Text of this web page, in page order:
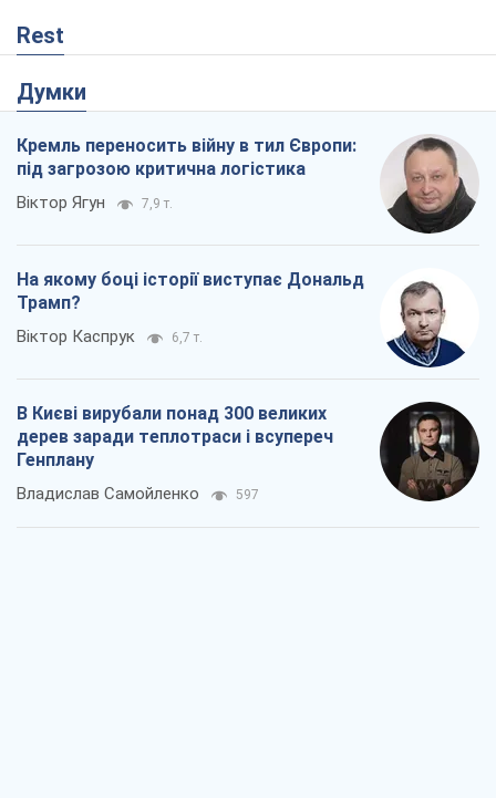
Rest
Думки
Кремль переносить війну в тил Європи:
під загрозою критична логістика
Віктор Ягун 7,9 т.
На якому боці історії виступає Дональд
Трамп?
Віктор Каспрук 6,7 т.
В Києві вирубали понад 300 великих
дерев заради теплотраси і всупереч
Генплану
Владислав Самойленко 597